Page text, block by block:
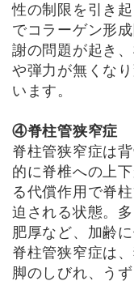
性の制限を引き
でコラーゲン形
謝の問題が起き
や弾力が無くな
います。
④脊柱管狭窄症
脊柱管狭窄症は
的に脊椎への上
る代償作用で脊
迫される状態。
肥厚など、加齢
脊柱管狭窄症は
脚のしびれ、う